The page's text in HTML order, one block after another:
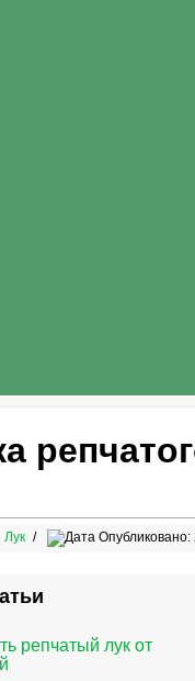
Лук
репчатый лук от